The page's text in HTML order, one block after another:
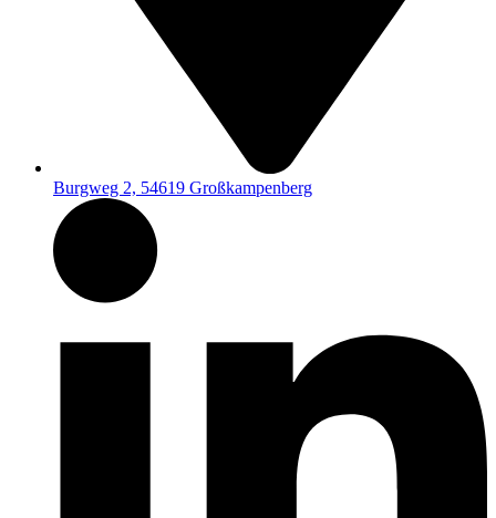
Burgweg 2, 54619 Großkampenberg